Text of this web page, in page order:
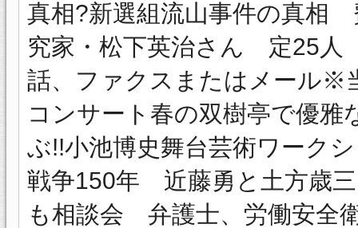
真相?新選組流山事件の真相
究家・松下英治さん 定25人
話、ファクスまたはメール※
コンサート春の双樹亭で優雅
ぶ!!小池博史舞台芸術ワーク
戦争150年 近藤勇と土方歳
も相談会 弁護士、労働安全